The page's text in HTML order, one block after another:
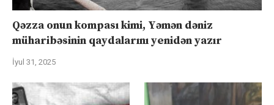
Qəzza onun kompası kimi, Yəmən dəniz
müharibəsinin qaydalarını yenidən yazır
İyul 31, 2025